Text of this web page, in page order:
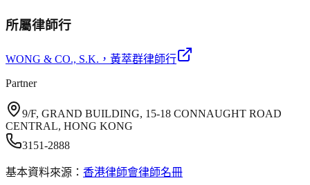
所屬律師行
WONG & CO., S.K. ，黃萃群律師行
Partner
9/F, GRAND BUILDING, 15-18 CONNAUGHT ROAD
CENTRAL, HONG KONG
3151-2888
基本資料來源： 香港律師會律師名冊